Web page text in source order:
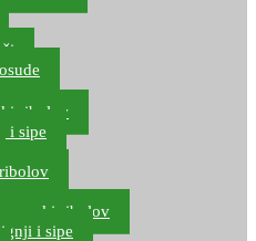
ribolov
i sipe
morski ribolov
i sipe